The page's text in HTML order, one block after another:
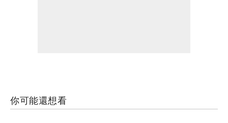
你可能還想看